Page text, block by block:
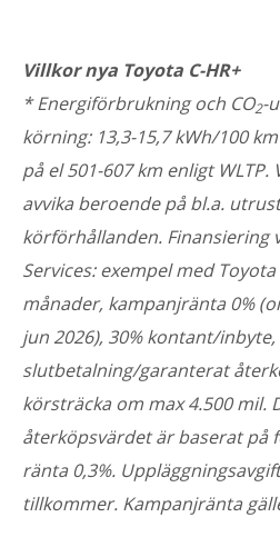
Villkor nya Toyota C-HR+
* Energiförbrukning och CO2-
körning: 13,3-15,7 kWh/100
på el 501-607 km enligt
avvika beroende på bl.a.
körförhållanden. Finansiering
Services: exempel med Toyota
månader, kampanjränta 0%
jun 2026), 30% kontant/inbyte,
slutbetalning/garanterat
körsträcka om max 4.500 mil.
återköpsvärdet är baserat på
ränta 0,3%.
tillkommer. Kampanjränta